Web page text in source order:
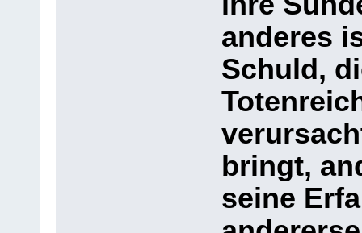
anderes
Schuld,
bringt,
seine